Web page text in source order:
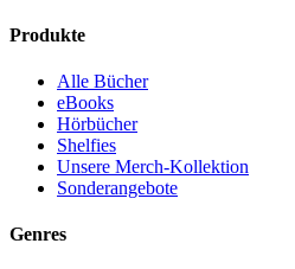
Produkte
Alle Bücher
eBooks
Hörbücher
Shelfies
Unsere Merch-Kollektion
Sonderangebote
Genres